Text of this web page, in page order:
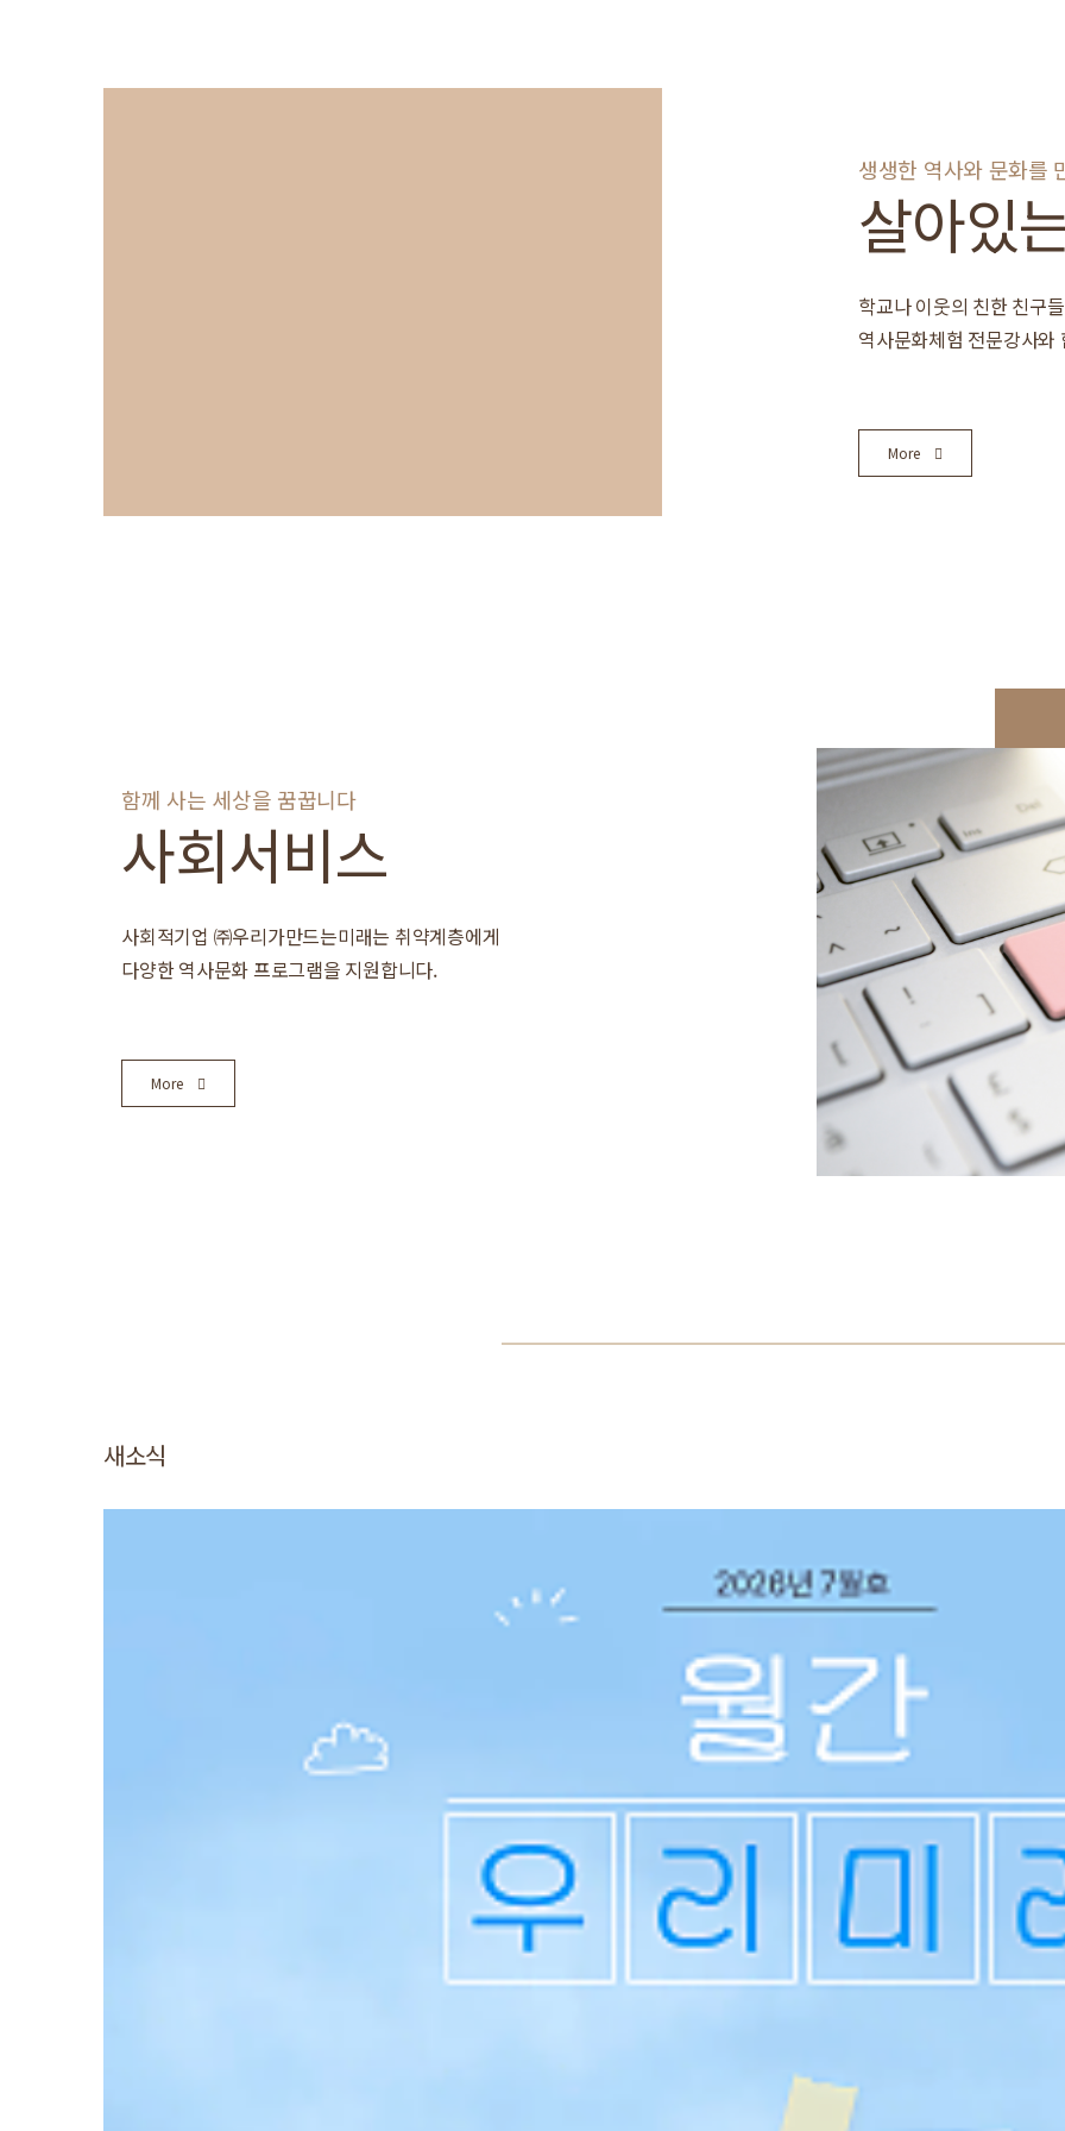
생생한 역사와 문화를
살아있
학교나 이웃의 친한 친구
역사문화체험 전문강사
More
함께 사는 세상을 꿈꿉니다
사회서비스
사회적기업 ㈜우리가만드는미래는 취약계층에게
다양한 역사문화 프로그램을 지원합니다.
More
새소식